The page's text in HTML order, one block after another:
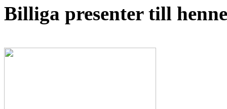
Billiga presenter till